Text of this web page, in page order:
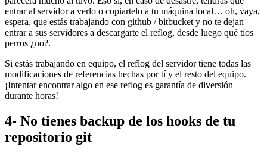
entrar al servidor a verlo o copiartelo a tu máquina local… oh, vaya,
espera, que estás trabajando con github / bitbucket y no te dejan
entrar a sus servidores a descargarte el reflog, desde luego qué tíos
perros ¿no?.
Si estás trabajando en equipo, el reflog del servidor tiene todas las
modificaciones de referencias hechas por tí y el resto del equipo.
¡Intentar encontrar algo en ese reflog es garantía de diversión
durante horas!
4- No tienes backup de los hooks de tu
repositorio git